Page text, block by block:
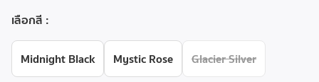
เลือกสี :
Midnight Black Mystic Rose Glacier Silver